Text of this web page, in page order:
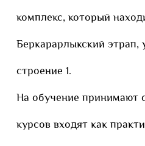
комплекс, который
Беркарарлыкский этрап,
строение 1.
На обучение принимают
курсов входят как